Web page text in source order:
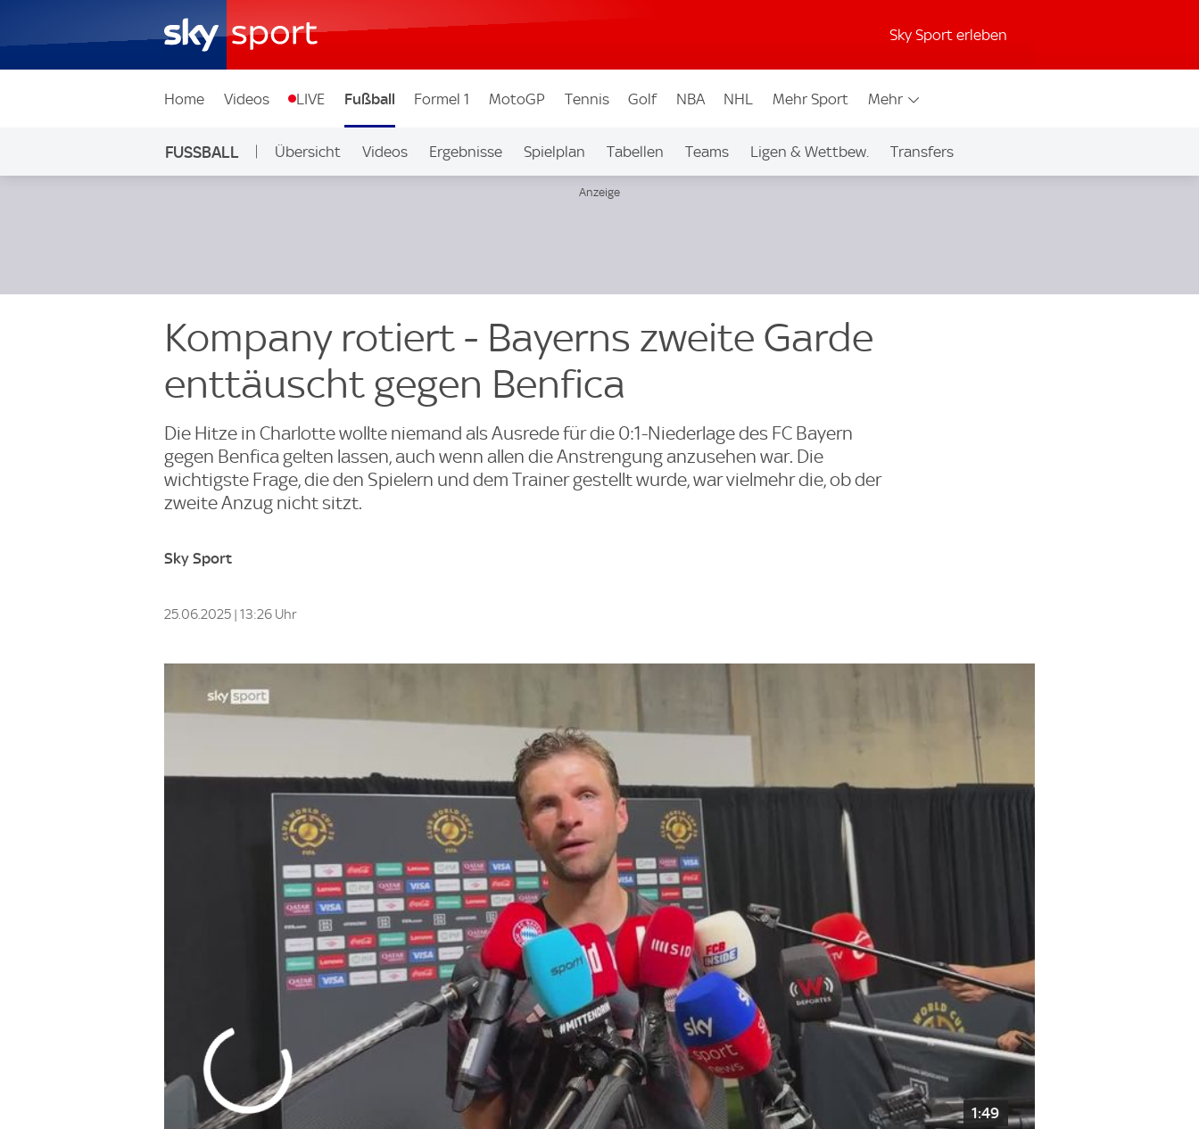
Sky Sport erleben
Home Videos LIVE Fußball Formel 1 MotoGP Tennis Golf NBA NHL Mehr Sport Mehr
FUSSBALL Übersicht Videos Ergebnisse Spielplan Tabellen Teams Ligen & Wettbew. Transfers
Kompany rotiert - Bayerns zweite Garde
enttäuscht gegen Benfica
Die Hitze in Charlotte wollte niemand als Ausrede für die 0:1-Niederlage des FC Bayern
gegen Benfica gelten lassen, auch wenn allen die Anstrengung anzusehen war. Die
wichtigste Frage, die den Spielern und dem Trainer gestellt wurde, war vielmehr die, ob der
zweite Anzug nicht sitzt.
Sky Sport
25.06.2025 | 13:26 Uhr
1:49